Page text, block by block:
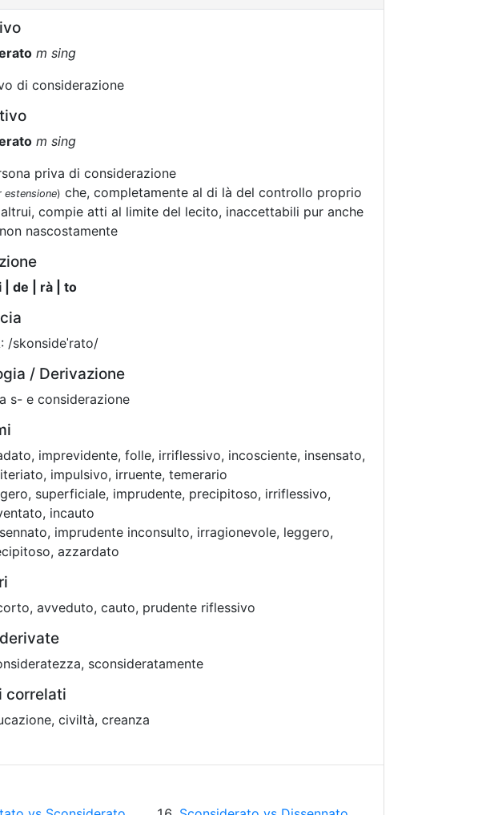
m sing
di considerazione
m sing
priva di considerazione
estensione) che, completamente al di là del controllo proprio
compie atti al limite del lecito, inaccettabili pur anche
nascostamente
| de | rà | to
/skonsideˈrato/
/ Derivazione
s- e considerazione
imprevidente, folle, irriflessivo, incosciente, insensato,
impulsivo, irruente, temerario
superficiale, imprudente, precipitoso, irriflessivo,
incauto
imprudente inconsulto, irragionevole, leggero,
azzardato
avveduto, cauto, prudente riflessivo
sconsideratamente
correlati
civiltà, creanza